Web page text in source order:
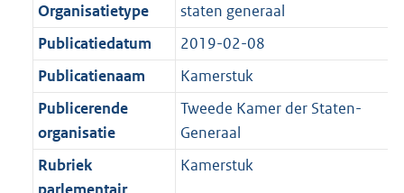
Organisatietype
staten generaal
Publicatiedatum
2019-02-08
Publicatienaam
Kamerstuk
Publicerende
organisatie
Tweede Kamer der Staten-
Generaal
Rubriek
Kamerstuk